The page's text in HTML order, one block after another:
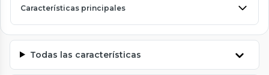
Características principales
Todas las características